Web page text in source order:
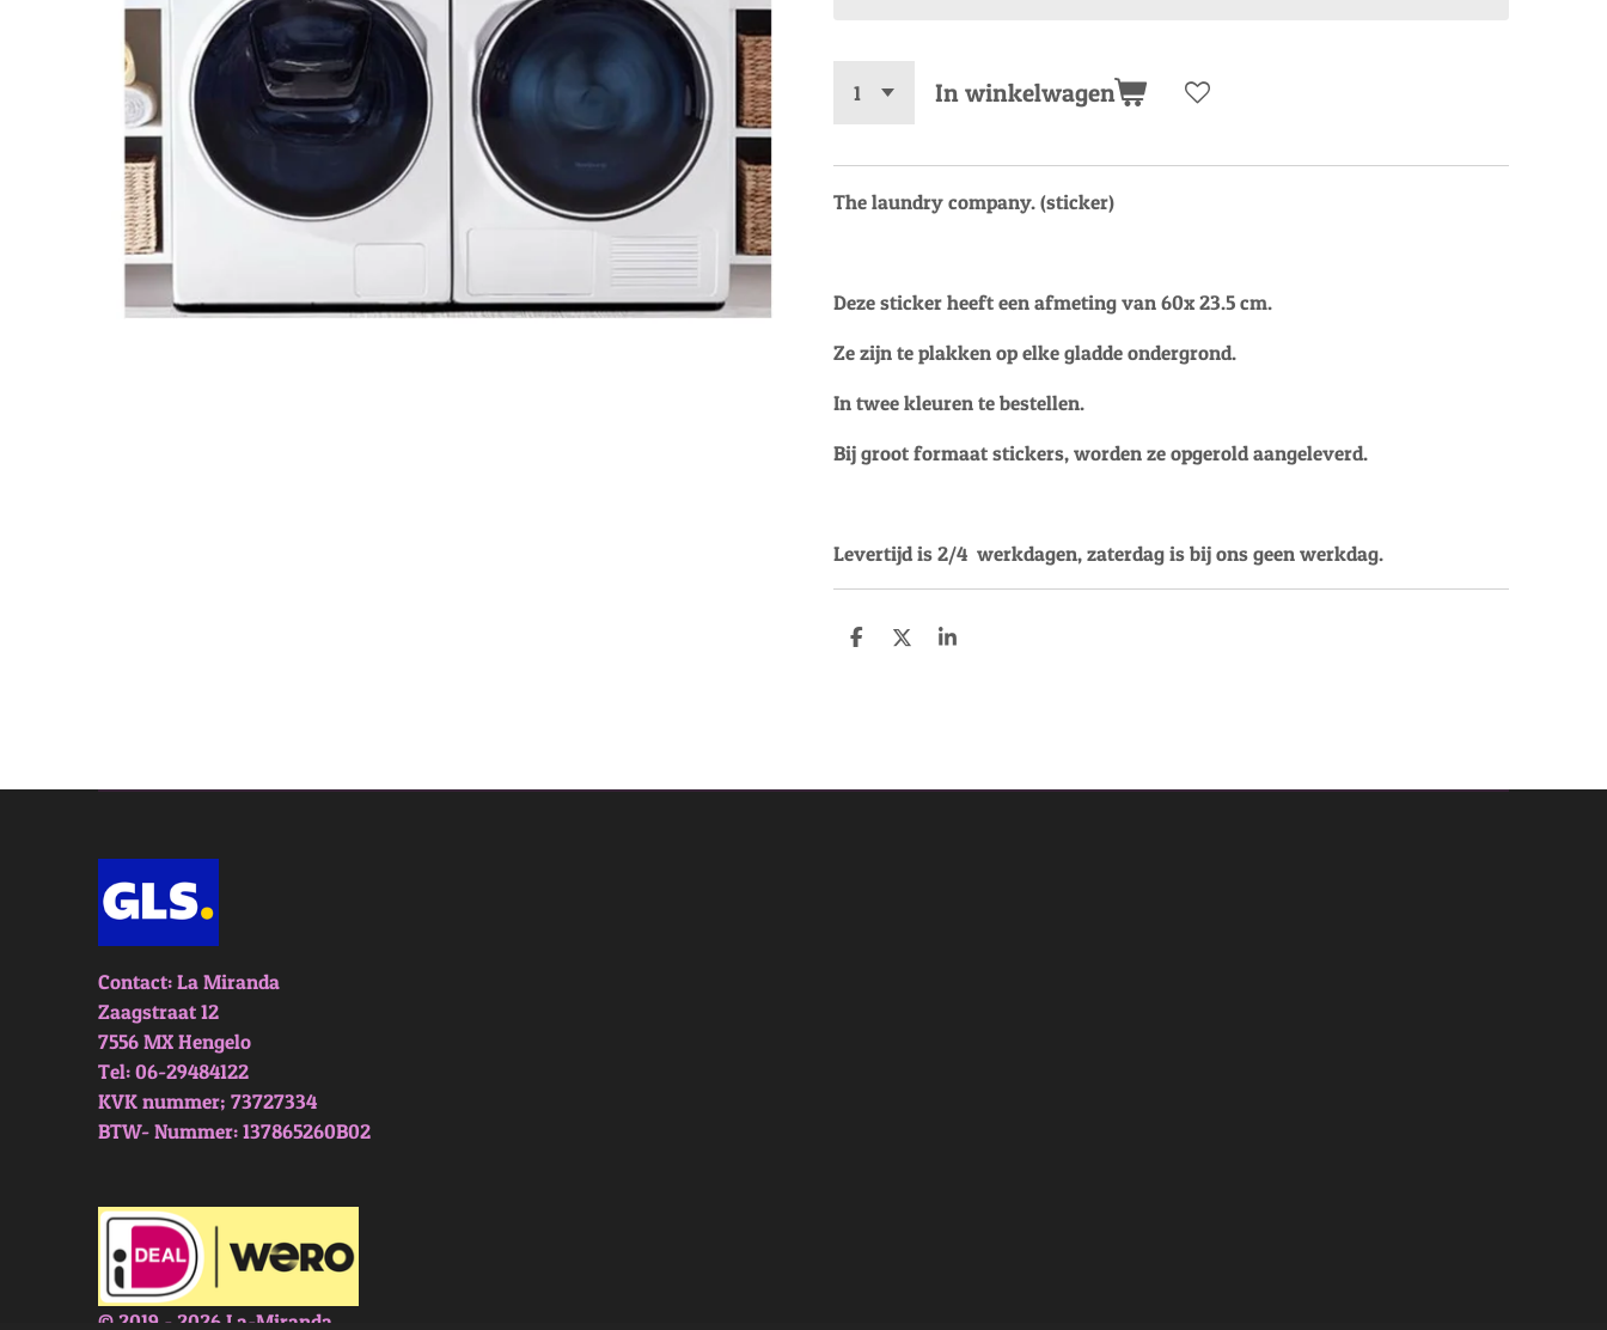
In winkelwagen
The laundry company. (sticker)
Deze sticker heeft een afmeting van 60x 23.5 cm.
Ze zijn te plakken op elke gladde ondergrond.
In twee kleuren te bestellen.
Bij groot formaat stickers, worden ze opgerold aangeleverd.
Levertijd is 2/4 werkdagen, zaterdag is bij ons geen werkdag.
D
D
S
Contact: La Miranda
Zaagstraat 12
7556 MX Hengelo
Tel: 06-29484122
KVK nummer; 73727334
BTW- Nummer: 137865260B02
© 2019 - 2026 La-Miranda